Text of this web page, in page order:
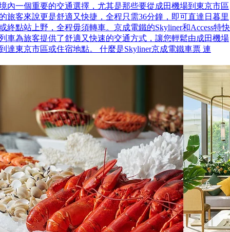
內一個重要的交通選擇，尤其是那些要從成田機場到東京市區
旅客來說更是舒適又快捷，全程只需36分鐘，即可直達日暮里
終點站上野，全程毋須轉車。京成電鐵的Skyliner和Access特快
車為旅客提供了舒適又快速的交通方式，讓您輕鬆由成田機場
達東京市區或住宿地點。 什麼是Skyliner京成電鐵車票 連